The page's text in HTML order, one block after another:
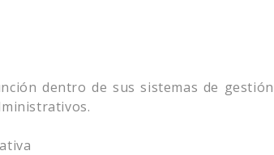
dentro de sus sistemas de